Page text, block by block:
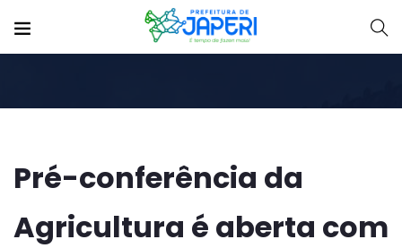
Pré-conferência da
Agricultura é aberta com